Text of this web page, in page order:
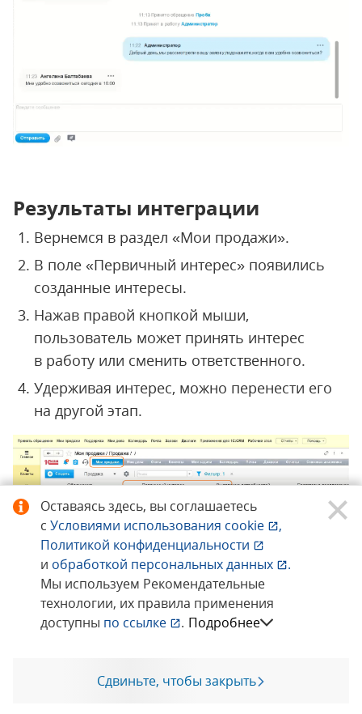
Результаты интеграции
Вернемся в раздел «Мои продажи».
В поле «Первичный интерес» появились
созданные интересы.
Нажав правой кнопкой мыши,
пользователь может принять интерес
в работу или сменить ответственного.
Удерживая интерес, можно перенести его
на другой этап.
Пользователь может перейти в следующий
экрана и перейти на нужный этап.
Оставаясь здесь, вы соглашаетесь
с Условиями использования cookie
,
Политикой конфиденциальности
и обработкой персональных данных
.
Мы используем Рекомендательные
технологии, их правила применения
доступны по ссылке . Подробнее
Сдвиньте, чтобы закрыть
Позвоните мне